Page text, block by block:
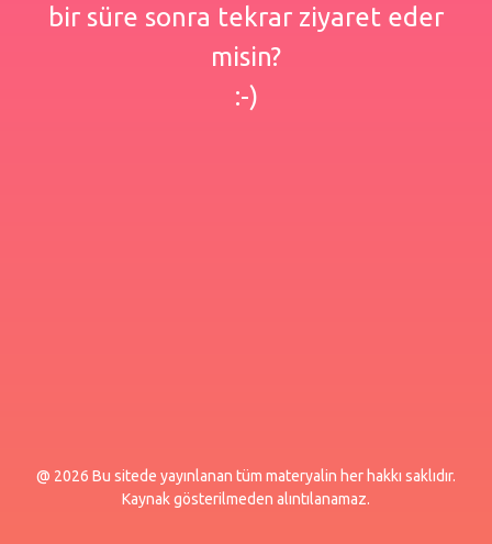
bir süre sonra tekrar ziyaret eder
misin?
:-)
@ 2026 Bu sitede yayınlanan tüm materyalin her hakkı saklıdır.
Kaynak gösterilmeden alıntılanamaz.